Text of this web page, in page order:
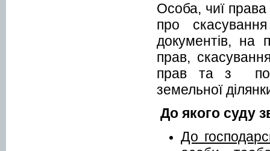
Особа, чиї
про
документів, на
прав,
прав та з
земельної
До якого суду
До